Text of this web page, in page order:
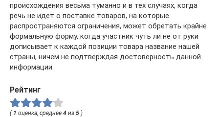
происхождения весьма туманно и в тех случаях, когда
речь не идет о поставке товаров, на которые
распространяются ограничения, может обретать крайне
формальную форму, когда участник чуть ли не от руки
дописывает к каждой позиции товара название нашей
страны, ничем не подтверждая достоверность данной
информации.
Рейтинг
( 1 оценка, среднее 4 из 5 )